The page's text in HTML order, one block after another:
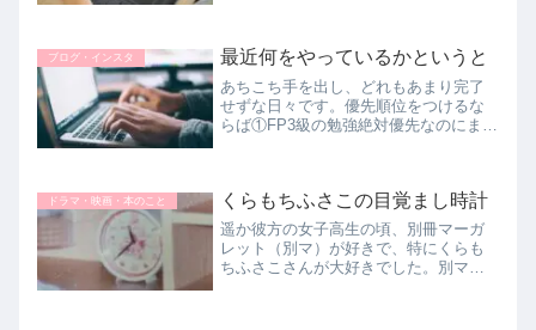
でき、スッキリ気分で春を迎えられま
す。
ブログ・インスタ 最近何をやっているかというと
あちこち手を出し、どれもあまり完了
せずな日々です。優先順位をつけるな
らば①FP3級の勉強絶対優先なのにまだ
て忘れてしまいます💦②夫の実父の...
ドラマ・映画・本のこと くらもちふさこの目覚まし時計
遥か彼方の女子高生の頃、別冊マーガ
レット（別マ）が好きで、特にくらも
ちふさこさんが大好きでした。別マの